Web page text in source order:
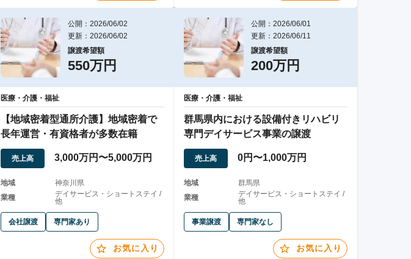
公開：2026/06/02
更新：2026/06/02
譲渡希望額
550万円
医療・介護・福祉
【地域密着型通所介護】地域密着で
長年運営・有資格者が多数在籍
売上高 3,000万円〜5,000万円
地域
神奈川県
業種
デイサービス・ショートステイ /
他
会社譲渡 専門家あり
お気に入り
公開：2026/06/01
更新：2026/06/11
譲渡希望額
200万円
医療・介護・福祉
群馬県内における設備付きリハビリ
専門デイサービス事業の譲渡
売上高 0円〜1,000万円
地域
群馬県
業種
デイサービス・ショートステイ /
他
事業譲渡 専門家なし
お気に入り